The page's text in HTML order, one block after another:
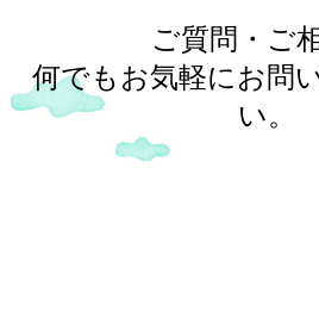
ご質問・ご
何でもお気軽にお問
い。